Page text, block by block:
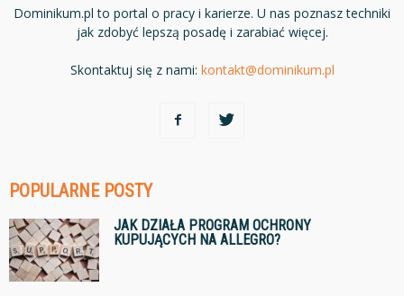
Dominikum.pl to portal o pracy i karierze. U nas poznasz techniki
jak zdobyć lepszą posadę i zarabiać więcej.
Skontaktuj się z nami: kontakt@dominikum.pl
POPULARNE POSTY
JAK DZIAŁA PROGRAM OCHRONY
KUPUJĄCYCH NA ALLEGRO?